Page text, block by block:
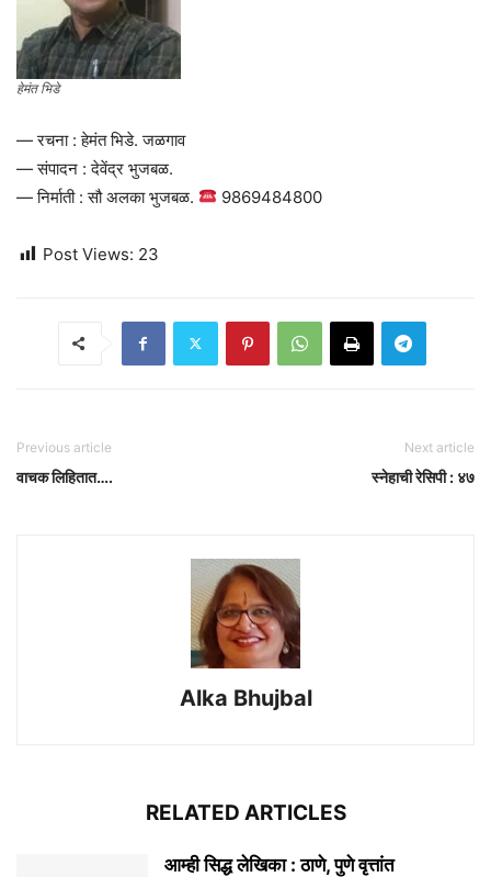
हेमंत भिडे
— रचना : हेमंत भिडे. जळगाव
— संपादन : देवेंद्र भुजबळ.
— निर्माती : सौ अलका भुजबळ.
9869484800
Post Views: 23
Previous article
वाचक लिहितात….
Next article
स्नेहाची रेसिपी : ४७
Alka Bhujbal
RELATED ARTICLES
आम्ही सिद्ध लेखिका : ठाणे, पुणे वृत्तांत